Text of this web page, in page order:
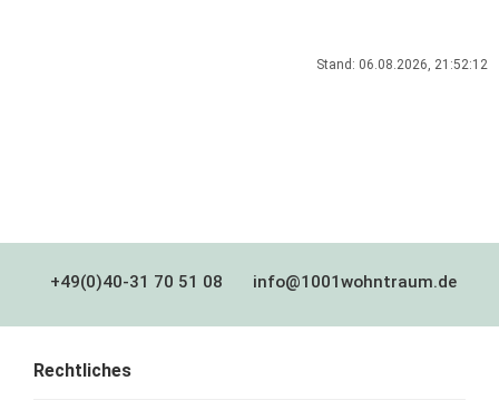
Stand: 06.08.2026, 21:52:12
+49(0)40-31 70 51 08 info@1001wohntraum.de
Rechtliches